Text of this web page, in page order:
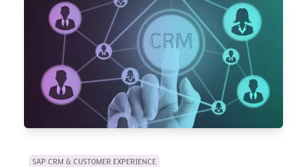
SAP CRM & CUSTOMER EXPERIENCE